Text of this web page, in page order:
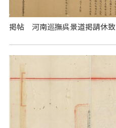
掲帖 河南巡撫呉景道掲請休致